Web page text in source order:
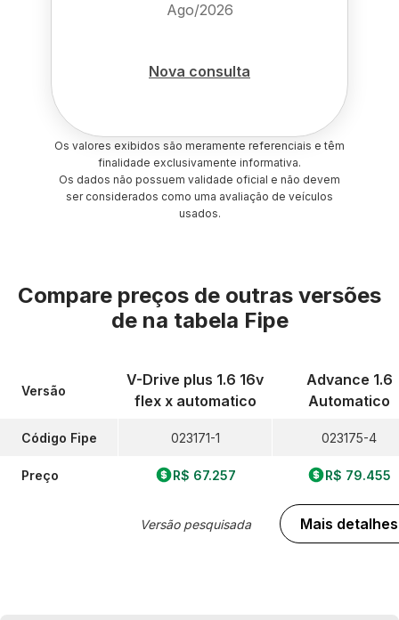
Ago/2026
Nova consulta
Os valores exibidos são meramente referenciais e têm
finalidade exclusivamente informativa.
Os dados não possuem validade oficial e não devem
ser considerados como uma avaliação de veículos
usados.
Compare preços de outras versões
de na tabela Fipe
Versão
Código Fipe
Preço
V-Drive plus 1.6 16v
flex x automatico
023171-1
R$ 67.257
Versão pesquisada
Advance 1.6
Automatico
023175-4
R$ 79.455
Mais detalhes